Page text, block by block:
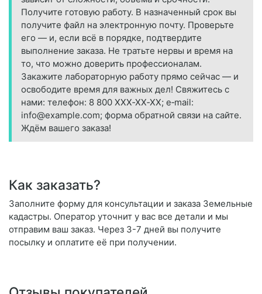
Получите готовую работу. В назначенный срок вы
получите файл на электронную почту. Проверьте
его — и, если всё в порядке, подтвердите
выполнение заказа. Не тратьте нервы и время на
то, что можно доверить профессионалам.
Закажите лабораторную работу прямо сейчас — и
освободите время для важных дел! Свяжитесь с
нами: телефон: 8 800 XXX‑XX‑XX; e‑mail:
info@example.com; форма обратной связи на сайте.
Ждём вашего заказа!
Как заказать?
Заполните форму для консультации и заказа Земельные
кадастры. Оператор уточнит у вас все детали и мы
отправим ваш заказ. Через 3-7 дней вы получите
посылку и оплатите её при получении.